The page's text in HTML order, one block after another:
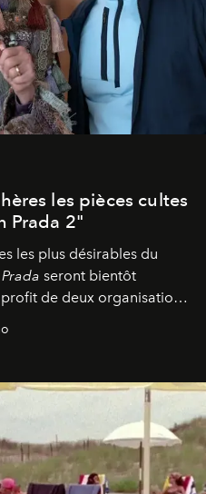
les pièces cultes
Prada 2"
les plus désirables du
seront bientôt
de deux organisations
mode.